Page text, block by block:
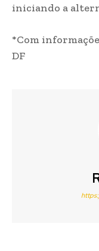
iniciando a
*Com
DF